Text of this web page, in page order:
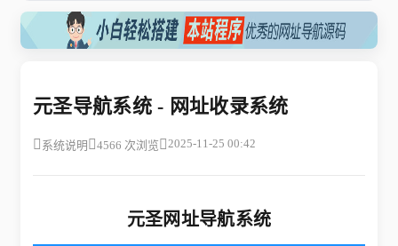
元圣导航系统 - 网址收录系统
系统说明 4566 次浏览 2025-11-25 00:42
元圣网址导航系统